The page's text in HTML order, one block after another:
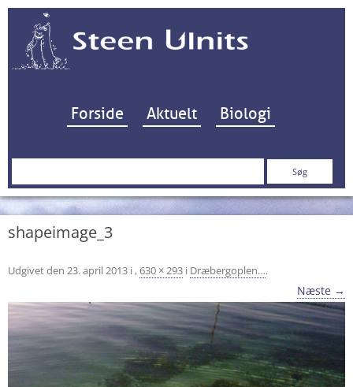
Hop til indhold
Forside Aktuelt Biologi
Søg
shapeimage_3
Udgivet den 23. april 2013 i ,630 × 293 i Dræbergoplen….
Næste →